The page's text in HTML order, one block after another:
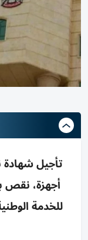
تأجيل شهادة
أجهزة، نقص
للخدمة